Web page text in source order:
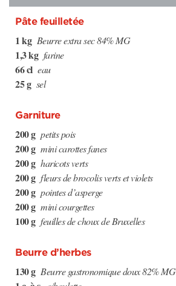
Pâte feuilletée
1 kg Beurre extra sec 84% MG
1,3 kg farine
66 cl eau
25 g sel
Garniture
200 g petits pois
200 g mini carottes fanes
200 g haricots verts
200 g fleurs de brocolis verts et violets
200 g pointes d’asperge
200 g mini courgettes
100 g feuilles de choux de Bruxelles
Beurre d’herbes
130 g Beurre gastronomique doux 82% MG